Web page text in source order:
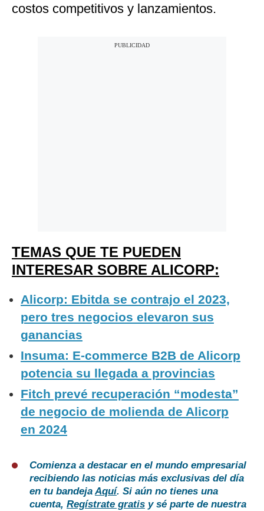
costos competitivos y lanzamientos.
TEMAS QUE TE PUEDEN
INTERESAR SOBRE ALICORP:
Alicorp: Ebitda se contrajo el 2023,
pero tres negocios elevaron sus
ganancias
Insuma: E-commerce B2B de Alicorp
potencia su llegada a provincias
Fitch prevé recuperación “modesta”
de negocio de molienda de Alicorp
en 2024
Comienza a destacar en el mundo empresarial
recibiendo las noticias más exclusivas del día
en tu bandejaAquí. Si aún no tienes una
cuenta, Regístrate gratis y sé parte de nuestra